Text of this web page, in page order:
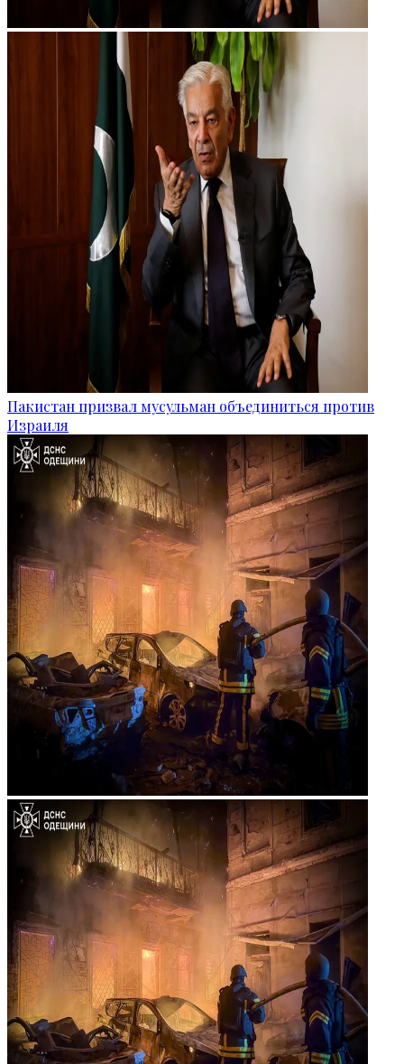
Пакистан призвал мусульман объединиться против
Израиля